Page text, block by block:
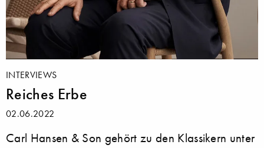
INTERVIEWS
Reiches Erbe
02.06.2022
Carl Hansen & Son gehört zu den Klassikern unter